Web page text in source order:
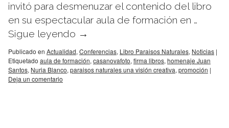
invitó para desmenuzar el contenido del libro
en su espectacular aula de formación en …
Sigue leyendo →
Publicado en Actualidad, Conferencias, Libro Paraisos Naturales, Noticias |
Etiquetado aula de formación, casanovafoto, firma libros, homenaje Juan
Santos, Nuria Blanco, paraisos naturales una visión creativa, promoción |
Deja un comentario